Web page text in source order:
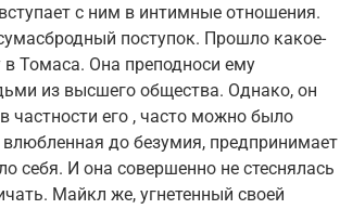
с ним в интимные отношения.
поступок. Прошло какое-
Томаса. Она преподноси ему
из высшего общества. Однако, он
его , часто можно было
до безумия, предпринимает
себя. И она совершенно не стеснялась
Майкл же, угнетенный своей